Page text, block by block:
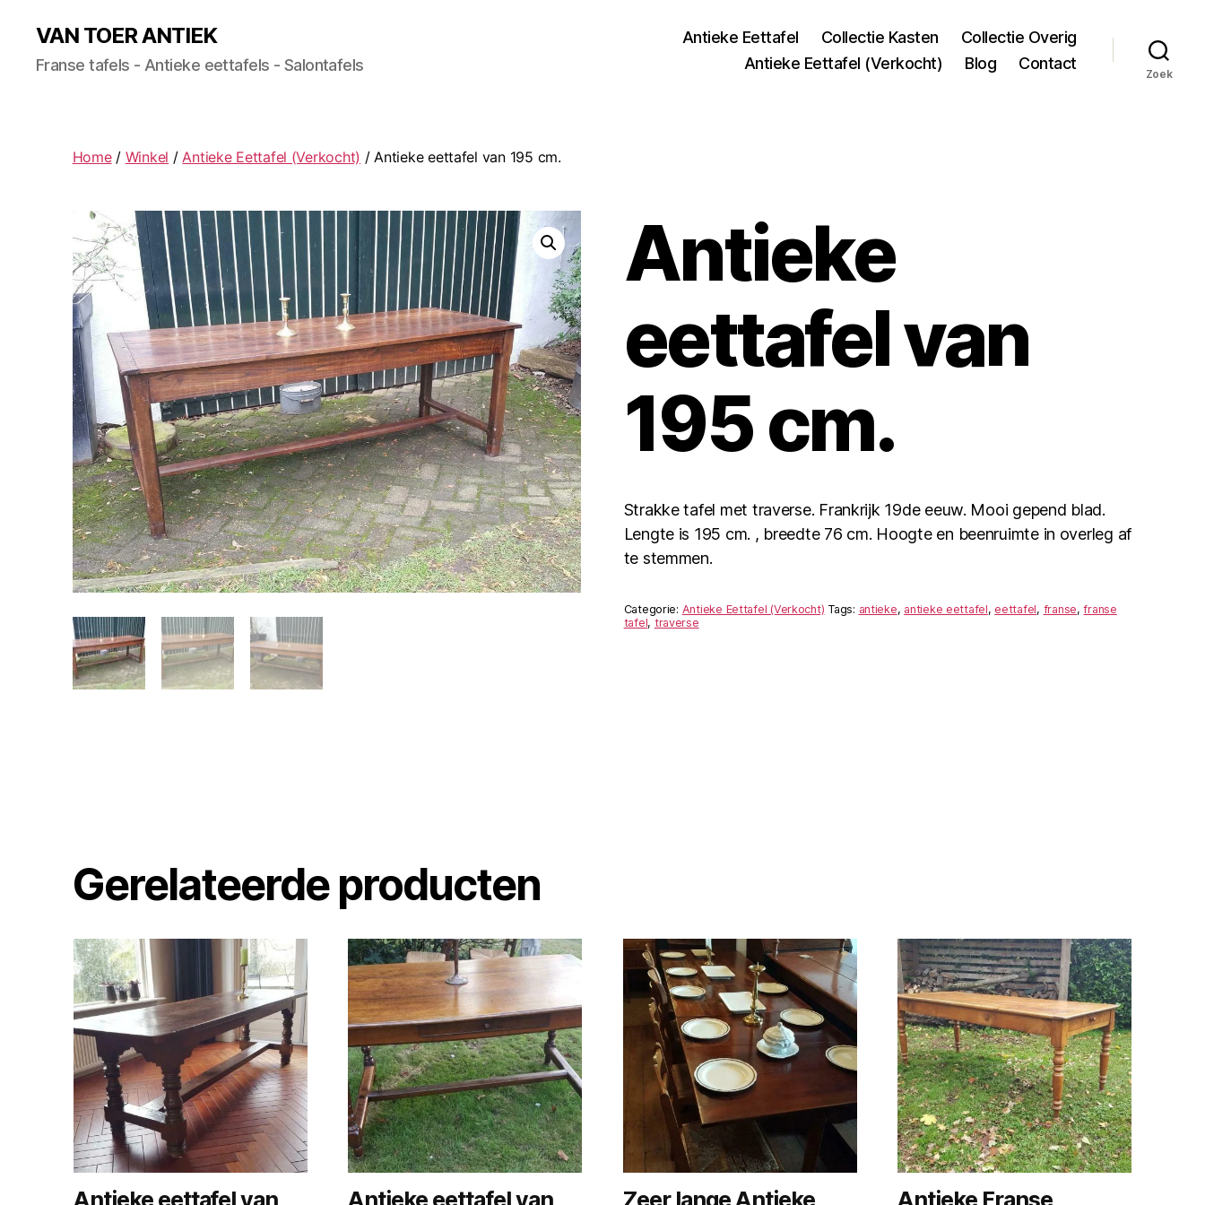
VAN TOER ANTIEK
Franse tafels - Antieke eettafels - Salontafels
Antieke Eettafel Collectie Kasten
Collectie Overig
Antieke Eettafel (Verkocht)
Blog Contact
Zoek
Home/ Winkel / Antieke Eettafel (Verkocht) / Antieke eettafel van 195 cm.
Antieke
eettafel van
195 cm.
Strakke tafel met traverse. Frankrijk 19de eeuw. Mooi gepend blad.
Lengte is 195 cm. , breedte 76 cm. Hoogte en beenruimte in overleg af
te stemmen.
Categorie: Antieke Eettafel (Verkocht) Tags: antieke, antieke eettafel, eettafel, franse,franse
tafel, traverse
Gerelateerde producten